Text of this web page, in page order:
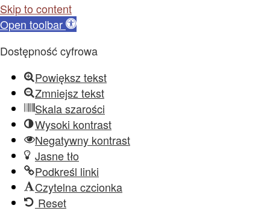
Skip to content
Open toolbar
Dostępność cyfrowa
Powiększ tekst
Zmniejsz tekst
Skala szarości
Wysoki kontrast
Negatywny kontrast
Jasne tło
Podkreśl linki
Czytelna czcionka
Reset